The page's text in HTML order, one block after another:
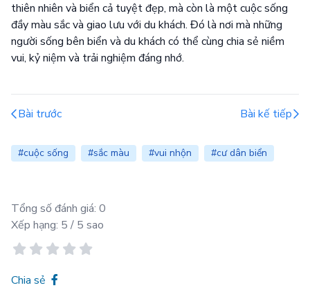
thiên nhiên và biển cả tuyệt đẹp, mà còn là một cuộc sống
đầy màu sắc và giao lưu với du khách. Đó là nơi mà những
người sống bên biển và du khách có thể cùng chia sẻ niềm
vui, kỷ niệm và trải nghiệm đáng nhớ.
Bài trước Bài kế tiếp
#cuộc sống #sắc màu #vui nhộn #cư dân biển
Tổng số đánh giá: 0
Xếp hạng: 5 / 5 sao
Chia sẻ